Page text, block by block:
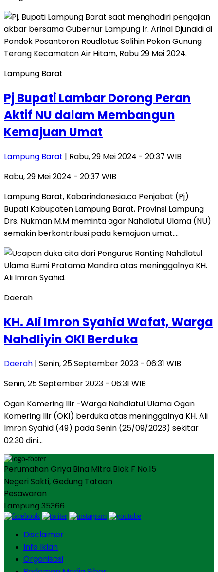
Lampung Barat
Pj Bupati Lambar Dorong Peran
Aktif NU dalam Membangun
Kemajuan Umat
Lampung Barat | Rabu, 29 Mei 2024 - 20:37 WIB
Rabu, 29 Mei 2024 - 20:37 WIB
Lampung Barat, Kabarindonesia.co Penjabat (Pj)
Bupati Kabupaten Lampung Barat, Provinsi Lampung
Drs. Nukman M.M meminta agar Nahdlatul Ulama (NU)
semakin berkontribusi pada kemajuan umat….
Daerah
KH. Ali Imron Syahid Wafat, Warga
Nahdliyin OKI Berduka
Daerah | Senin, 25 September 2023 - 06:31 WIB
Senin, 25 September 2023 - 06:31 WIB
Ogan Komering Ilir -Warga Nahdlatul Ulama Ogan
Komering Ilir (OKI) berduka atas meninggalnya KH. Ali
Imron Syahid (49) pada Senin (25/09/2023) sekitar
02.30 dini…
Perumahan Griya Bina Mitra Blok F No.15
Negeri Sakti, Gedung Tataan
Pesawaran
Lampung 35366
Disclaimer
Info Iklan
Organisasi